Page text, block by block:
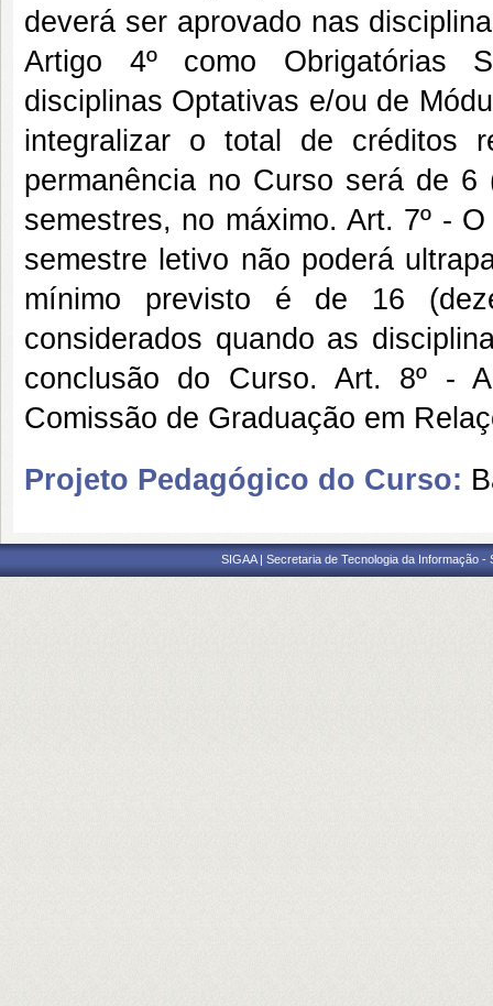
deverá ser aprovado nas
Artigo 4º como Obrigatórias
disciplinas Optativas e/ou de
integralizar o total de créditos
permanência no Curso será de
semestres, no máximo. Art. 7º -
semestre letivo não poderá
mínimo previsto é de 16
considerados quando as
conclusão do Curso. Art. 8º -
Comissão de Graduação em
Projeto Pedagógico do Curso:
SIGAA | Secretaria de Tecnologia da Informação